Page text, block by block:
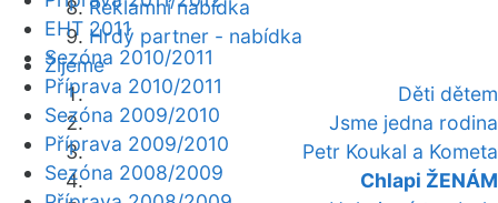
Reklamní nabídka
Hrdý partner - nabídka
Žijeme
Děti dětem
Jsme jedna rodina
Petr Koukal a Kometa
Chlapi ŽENÁM
EHT 2011
Sezóna 2010/2011
Příprava 2010/2011
Sezóna 2009/2010
Příprava 2009/2010
Sezóna 2008/2009